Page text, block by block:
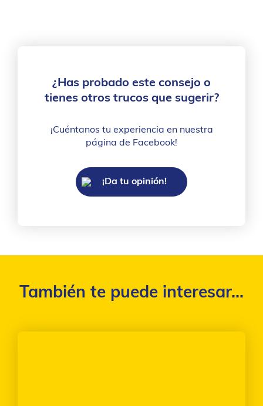
¿Has probado este consejo o
tienes otros trucos que sugerir?
¡Cuéntanos tu experiencia en nuestra
página de Facebook!
¡Da tu opinión!
También te puede interesar...